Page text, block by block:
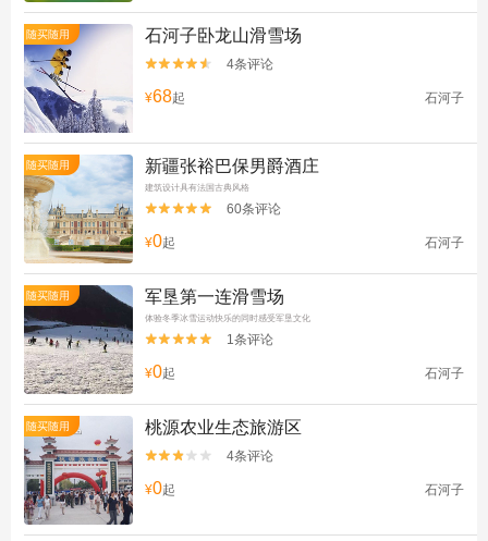
随买随用 石河子卧龙山滑雪场

 4条评论
¥68起 石河子
随买随用 新疆张裕巴保男爵酒庄
建筑设计具有法国古典风格

 60条评论
¥0起 石河子
随买随用 军垦第一连滑雪场
体验冬季冰雪运动快乐的同时感受军垦文化

 1条评论
¥0起 石河子
随买随用 桃源农业生态旅游区

 4条评论
¥0起 石河子